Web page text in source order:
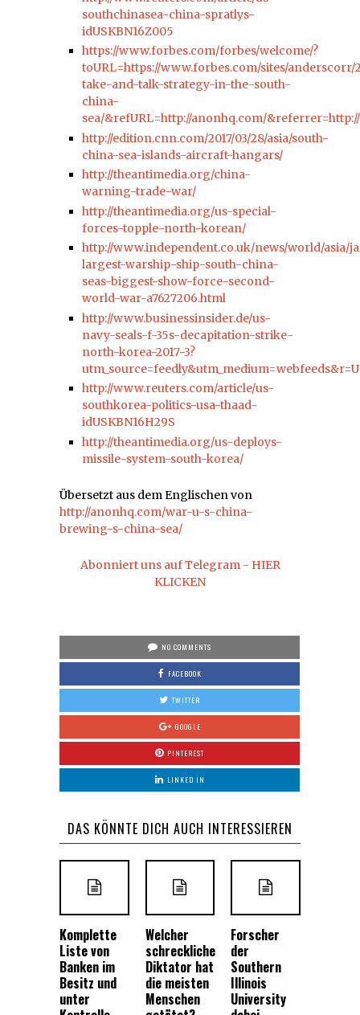
southchinasea-china-spratlys-
idUSKBN16Z005
https://www.forbes.com/forbes/welcome/?
toURL=https://www.forbes.com/sites/anderscorr/
take-and-talk-strategy-in-the-south-
china-
sea/&refURL=http://anonhq.com/
http://edition.cnn.com/2017/03/28/asia/south-
china-sea-islands-aircraft-hangars/
http://theantimedia.org/china-
warning-trade-war/
http://theantimedia.org/us-special-
forces-topple-north-korean/
http://www.independent.co.uk/news/world/asia/
largest-warship-ship-south-china-
seas-biggest-show-force-second-
world-war-a7627206.html
http://www.businessinsider.de/us-
navy-seals-f-35s-decapitation-strike-
north-korea-2017-3?
http://www.reuters.com/article/us-
southkorea-politics-usa-thaad-
idUSKBN16H29S
http://theantimedia.org/us-deploys-
missile-system-south-korea/
Übersetzt aus dem Englischen von
http://anonhq.com/war-u-s-china-
brewing-s-china-sea/
Abonniert uns auf Telegram - HIER
KLICKEN
NO COMMENTS
FACEBOOK
TWITTER
GOOGLE
PINTEREST
LINKED IN
DAS KÖNNTE DICH AUCH INTERESSIEREN
Komplette
Liste von
Banken im
Besitz und
unter
Welcher
schreckliche
Diktator hat
die meisten
Menschen
Forscher
der
Southern
Illinois
University